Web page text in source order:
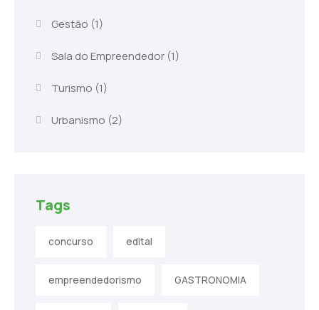
Gestão (1)
Sala do Empreendedor(1)
Turismo (1)
Urbanismo (2)
Tags
concurso edital
empreendedorismo GASTRONOMIA